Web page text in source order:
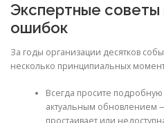
Экспертные советы
ошибок
За годы организации десятков
несколько принципиальных
Всегда просите
актуальным обновлением
простаивает или